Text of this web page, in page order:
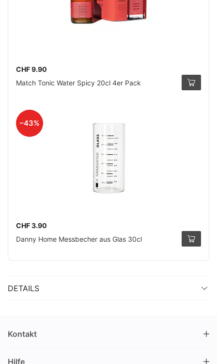
CHF 9.90
Match Tonic Water Spicy 20cl 4er Pack
–43%
CHF 3.90
Danny Home Messbecher aus Glas 30cl
DETAILS
Kontakt
Hilfe